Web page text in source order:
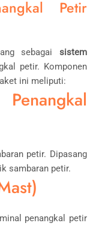
Petir
sebagai sistem
petir. Komponen
ini meliputi:
petir. Dipasang
sambaran petir.
penangkal petir